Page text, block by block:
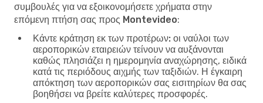
συμβουλές για να εξοικονομήσετε χρήματα στην
επόμενη πτήση σας προς Montevideo:
Κάντε κράτηση εκ των προτέρων: οι ναύλοι των
αεροπορικών εταιρειών τείνουν να αυξάνονται
καθώς πλησιάζει η ημερομηνία αναχώρησης, ειδικά
κατά τις περιόδους αιχμής των ταξιδιών. Η έγκαιρη
απόκτηση των αεροπορικών σας εισιτηρίων θα σας
βοηθήσει να βρείτε καλύτερες προσφορές.